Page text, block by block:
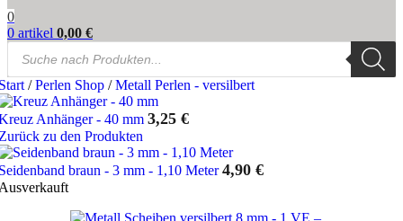
0
0 artikel 0,00 €
Products
search
/ Perlen Shop / Metall Perlen - versilbert
Anhänger - 40 mm 3,25 €
zu den Produkten
braun - 3 mm - 1,10 Meter4,90 €